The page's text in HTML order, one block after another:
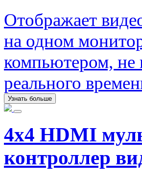
Отображает
на одном
компьютером, не
реального
Узнать больше
4x4 HDMI
контроллер